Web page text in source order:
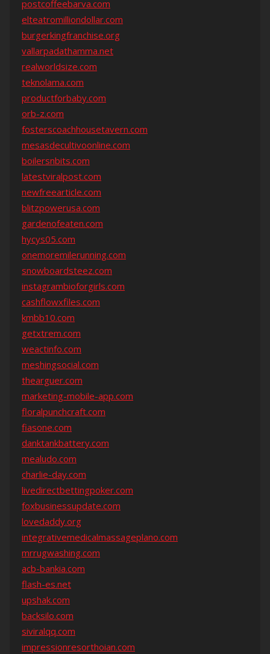
postcoffeebarva.com
elteatromilliondollar.com
burgerkingfranchise.org
vallarpadathamma.net
realworldsize.com
teknolama.com
productforbaby.com
orb-z.com
fosterscoachhousetavern.com
mesasdecultivoonline.com
boilersnbits.com
latestviralpost.com
newfreearticle.com
blitzpowerusa.com
gardenofeaten.com
hycys05.com
onemoremilerunning.com
snowboardsteez.com
instagrambioforgirls.com
cashflowxfiles.com
kmbb10.com
getxtrem.com
weactinfo.com
meshingsocial.com
thearguer.com
marketing-mobile-app.com
floralpunchcraft.com
fiasone.com
danktankbattery.com
mealudo.com
charlie-day.com
livedirectbettingpoker.com
foxbusinessupdate.com
lovedaddy.org
integrativemedicalmassageplano.com
mrrugwashing.com
acb-bankia.com
flash-es.net
upshak.com
backsilo.com
siviralqq.com
impressionresorthoian.com